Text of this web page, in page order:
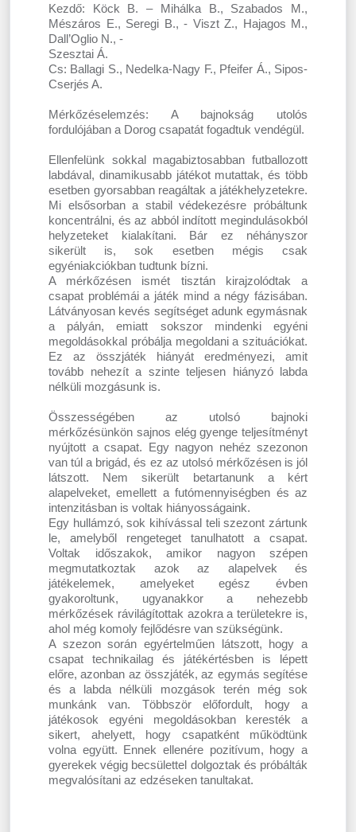
Kezdő: Köck B. – Mihálka B., Szabados M.,
Mészáros E., Seregi B., - Viszt Z., Hajagos M.,
Dall’Oglio N., -
Szesztai Á.
Cs: Ballagi S., Nedelka-Nagy F., Pfeifer Á., Sipos-
Cserjés A.
Mérkőzéselemzés: A bajnokság utolós
fordulójában a Dorog csapatát fogadtuk vendégül.
Ellenfelünk sokkal magabiztosabban futballozott
labdával, dinamikusabb játékot mutattak, és több
esetben gyorsabban reagáltak a játékhelyzetekre.
Mi elsősorban a stabil védekezésre próbáltunk
koncentrálni, és az abból indított megindulásokból
helyzeteket kialakítani. Bár ez néhányszor
sikerült is, sok esetben mégis csak
egyéniakciókban tudtunk bízni.
A mérkőzésen ismét tisztán kirajzolódtak a
csapat problémái a játék mind a négy fázisában.
Látványosan kevés segítséget adunk egymásnak
a pályán, emiatt sokszor mindenki egyéni
megoldásokkal próbálja megoldani a szituációkat.
Ez az összjáték hiányát eredményezi, amit
tovább nehezít a szinte teljesen hiányzó labda
nélküli mozgásunk is.
Összességében az utolsó bajnoki
mérkőzésünkön sajnos elég gyenge teljesítményt
nyújtott a csapat. Egy nagyon nehéz szezonon
van túl a brigád, és ez az utolsó mérkőzésen is jól
látszott. Nem sikerült betartanunk a kért
alapelveket, emellett a futómennyiségben és az
intenzitásban is voltak hiányosságaink.
Egy hullámzó, sok kihívással teli szezont zártunk
le, amelyből rengeteget tanulhatott a csapat.
Voltak időszakok, amikor nagyon szépen
megmutatkoztak azok az alapelvek és
játékelemek, amelyeket egész évben
gyakoroltunk, ugyanakkor a nehezebb
mérkőzések rávilágítottak azokra a területekre is,
ahol még komoly fejlődésre van szükségünk.
A szezon során egyértelműen látszott, hogy a
csapat technikailag és játékértésben is lépett
előre, azonban az összjáték, az egymás segítése
és a labda nélküli mozgások terén még sok
munkánk van. Többször előfordult, hogy a
játékosok egyéni megoldásokban keresték a
sikert, ahelyett, hogy csapatként működtünk
volna együtt. Ennek ellenére pozitívum, hogy a
gyerekek végig becsülettel dolgoztak és próbálták
megvalósítani az edzéseken tanultakat.